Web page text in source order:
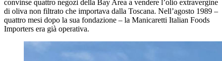
convinse quattro negozi della Bay Area a vendere l’olio extravergine
di oliva non filtrato che importava dalla Toscana. Nell’agosto 1989 –
quattro mesi dopo la sua fondazione – la Manicaretti Italian Foods
Importers era già operativa.